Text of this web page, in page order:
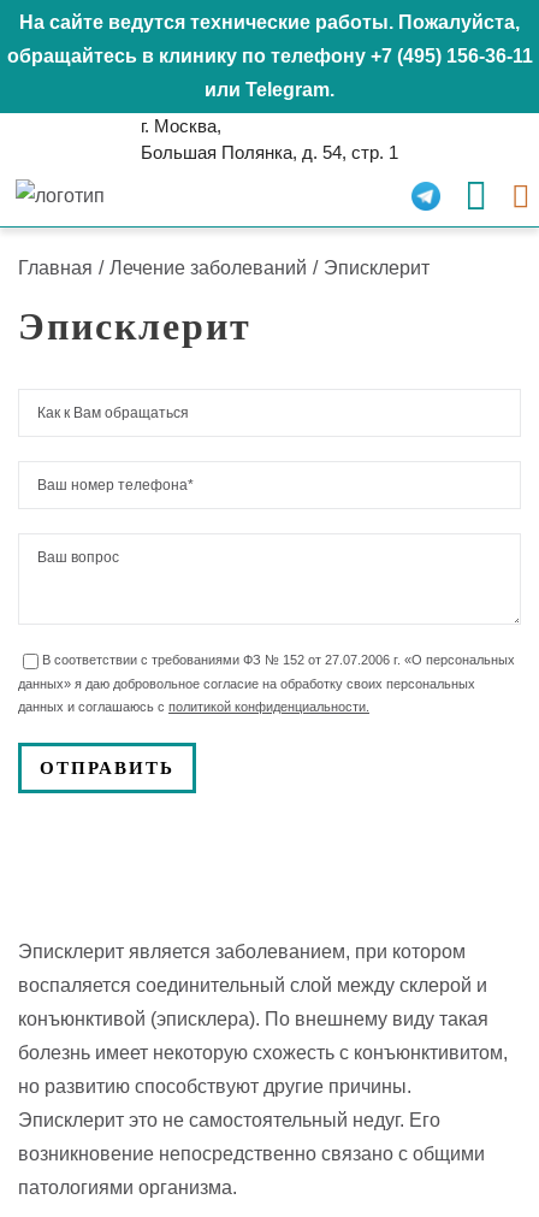
На сайте ведутся технические работы. Пожалуйста,
обращайтесь в клинику по телефону +7 (495) 156-36-11
или Telegram.
г. Москва,
Большая Полянка, д. 54, стр. 1
Главная / Лечение заболеваний / Эписклерит
Эписклерит
В соответствии с требованиями ФЗ № 152 от 27.07.2006 г. «О персональных
данных» я даю добровольное согласие на обработку своих персональных
данных и соглашаюсь с политикой конфиденциальности.
Эписклерит является заболеванием, при котором
воспаляется соединительный слой между склерой и
конъюнктивой (эписклера). По внешнему виду такая
болезнь имеет некоторую схожесть с конъюнктивитом,
но развитию способствуют другие причины.
Эписклерит это не самостоятельный недуг. Его
возникновение непосредственно связано с общими
патологиями организма.